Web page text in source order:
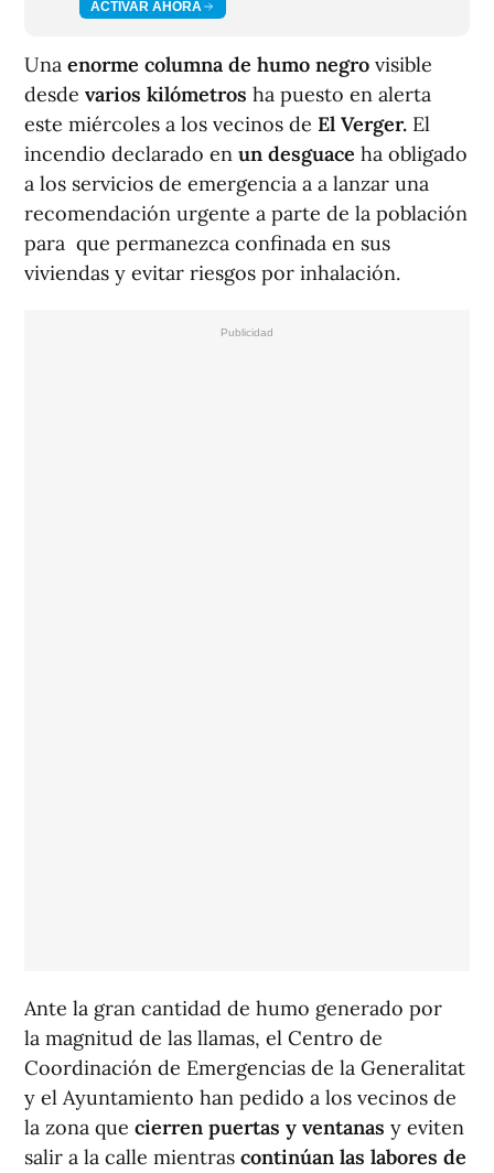
ACTIVAR AHORA
Una enorme columna de humo negro visible
desde varios kilómetros ha puesto en alerta
este miércoles a los vecinos de El Verger. El
incendio declarado en un desguace ha obligado
a los servicios de emergencia a a lanzar una
recomendación urgente a parte de la población
para que permanezca confinada en sus
viviendas y evitar riesgos por inhalación.
Ante la gran cantidad de humo generado por
la magnitud de las llamas, el Centro de
Coordinación de Emergencias de la Generalitat
y el Ayuntamiento han pedido a los vecinos de
la zona que cierren puertas y ventanas y eviten
salir a la calle mientras continúan las labores de